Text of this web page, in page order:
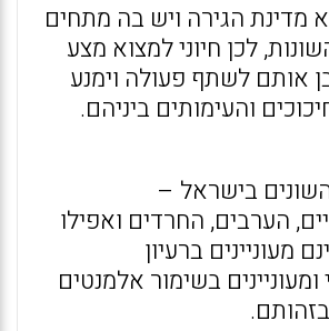
מדינת הגירה ויש בה מתחים
לכן חיוני למצוא מצע
אותם לשתף פעולה וימנע
והעימותים ביניהם.
השונים בישראל –
הערבים, החרדים ואפילו
מעוניינים ברעיון
בשימור אלמנטים